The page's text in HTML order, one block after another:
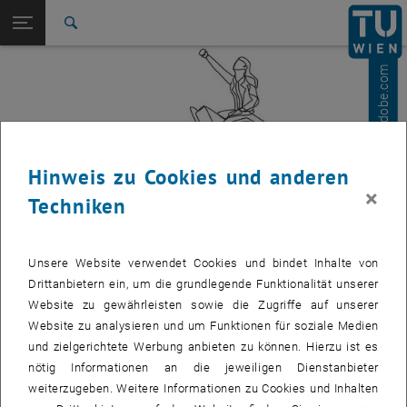
TU Login
Studium
Zurück: Subseiten von Psychologische Beratung und Mentale
Mentale Gesundheit
Prokrastination © EFStock - stock.adobe.com
Prokrastination
Prokrastination kommt vom lateinischen Wort
„procrastinatio“
und bedeutet so viel wie
„Aufschub“,
„Vertagung“
.
Hinweis zu Cookies und anderen
Techniken
×
Unsere Website verwendet Cookies und bindet Inhalte von
Drittanbietern ein, um die grundlegende Funktionalität unserer
Website zu gewährleisten sowie die Zugriffe auf unserer
Website zu analysieren und um Funktionen für soziale Medien
und zielgerichtete Werbung anbieten zu können. Hierzu ist es
nötig Informationen an die jeweiligen Dienstanbieter
weiterzugeben. Weitere Informationen zu Cookies und Inhalten